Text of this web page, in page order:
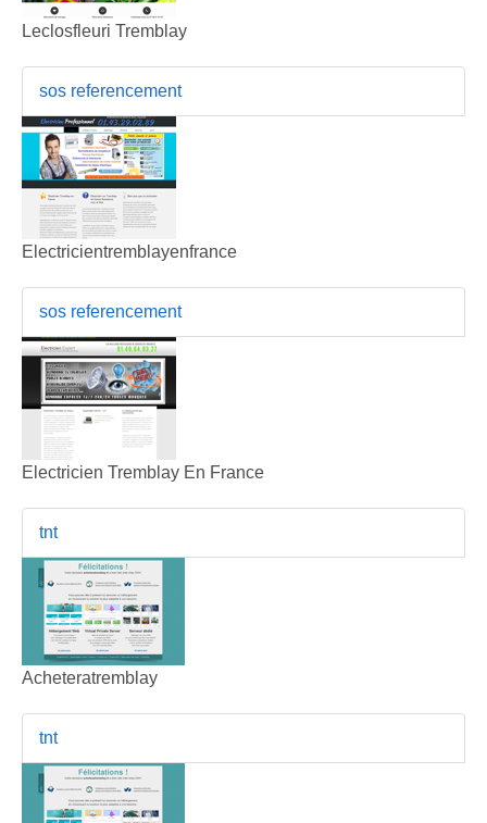
Leclosfleuri Tremblay
sos referencement
Electricientremblayenfrance
sos referencement
Electricien Tremblay En France
tnt
Acheteratremblay
tnt